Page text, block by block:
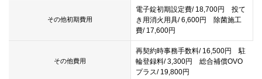
その他初期費用
電子錠初期設定費/ 18,700円 投て
き用消火用具/ 6,600円 除菌施工
費/ 17,600円
その他費用
再契約時事務手数料/ 16,500円 駐
輪登録料/ 3,300円 総合補償OVO
プラス/ 19,800円